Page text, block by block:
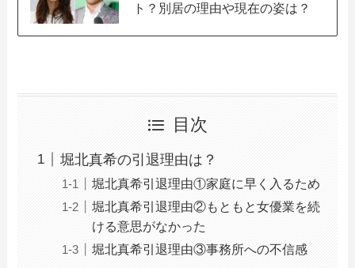
ト？別居の理由や現在の姿は？
目次
堀北真希の引退理由は？
堀北真希引退理由①家庭に早く入るため
堀北真希引退理由②もともと女優業を続
ける意思がなかった
堀北真希引退理由③事務所への不信感